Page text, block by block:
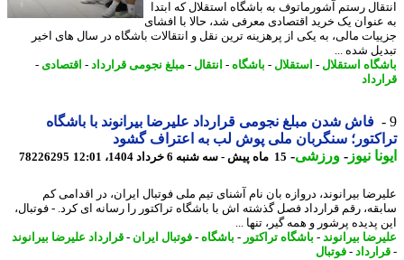
رستم آشورماتوف به باشگاه استقلال که ابتدا
یک خرید اقتصادی معرفی شد، حالا با افشای
مالی، به یکی از پرهزینه ترین نقل و انتقالات باشگاه در سال های اخیر
شده ...
استقلال-استقلال-باشگاه-انتقال-مبلغ نجومی قرارداد -اقتصادی-
فاش شدن مبلغ نجومی قرارداد علیرضا بیرانوند با باشگاه
سنگربان ملی پوش لب به اعتراف گشود
نیوز-ورزشی-15 ماه پیش - سه شنبه 6 خرداد 1404، 12:01 78226295
بیرانوند، دروازه بان نام آشنای تیم ملی فوتبال ایران، در اقدامی کم
رقم قرارداد فصل گذشته اش با باشگاه تراکتور را رسانه ای کرد. - فوتبال،
پدیده پرشور و همه گیر، تنها ...
بیرانوند
-باشگاه تراکتور -باشگاه-فوتبال ایران -
قرارداد علیرضا بیرانوند
-فوتبال